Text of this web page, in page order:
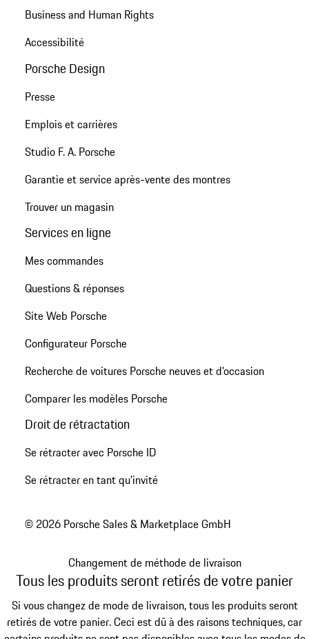
Business and Human Rights
Accessibilité
Porsche Design
Presse
Emplois et carrières
Studio F. A. Porsche
Garantie et service après-vente des montres
Trouver un magasin
Services en ligne
Mes commandes
Questions & réponses
Site Web Porsche
Configurateur Porsche
Recherche de voitures Porsche neuves et d'occasion
Comparer les modèles Porsche
Droit de rétractation
Se rétracter avec Porsche ID
Se rétracter en tant qu’invité
© 2026 Porsche Sales & Marketplace GmbH
Changement de méthode de livraison
Tous les produits seront retirés de votre panier
Si vous changez de mode de livraison, tous les produits seront
retirés de votre panier. Ceci est dû à des raisons techniques, car